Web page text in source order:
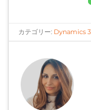
カテゴリー: Dynamics